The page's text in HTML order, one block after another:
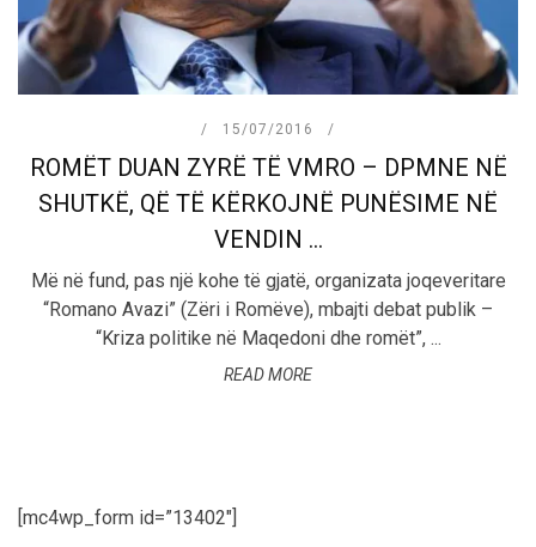
15/07/2016
ROMËT DUAN ZYRË TË VMRO – DPMNE NË
SHUTKË, QË TË KËRKOJNË PUNËSIME NË
VENDIN ...
Më në fund, pas një kohe të gjatë, organizata joqeveritare
“Romano Avazi” (Zëri i Romëve), mbajti debat publik –
“Kriza politike në Maqedoni dhe romët”, ...
READ MORE
[mc4wp_form id=”13402″]